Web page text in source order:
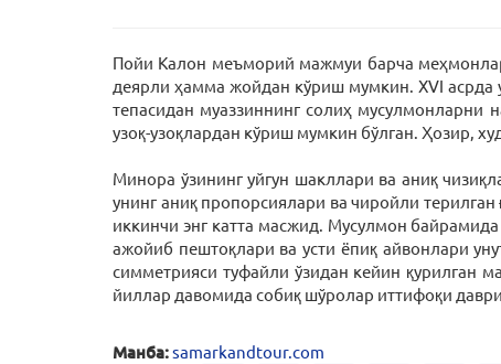
Пойи Калон меъморий мажмуи барча
деярли ҳамма жойдан кўриш мумкин. ХVI
тепасидан муаззиннинг солиҳ
узоқ-узоқлардан кўриш мумкин бўлган. Ҳозир,
Минора ўзининг уйгун шакллари ва аниқ
унинг аниқ пропорсиялари ва чиройли
иккинчи энг катта масжид. Мусулмон
ажойиб пештоқлари ва усти ёпиқ айвонлари
симметрияси туфайли ўзидан кейин қурилган
йиллар давомида собиқ шўролар иттифоқи
Манба:samarkandtour.com